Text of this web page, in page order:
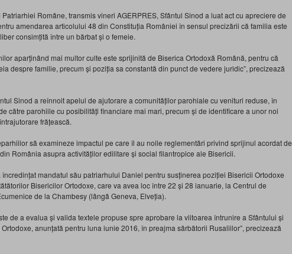
Române, transmis vineri AGERPRES, Sfântul Sinod a luat act cu apreciere de
amendarea articolului 48 din Constituția României în sensul precizării că familia este
consimțită între un bărbat și o femeie.
aparținând mai multor culte este sprijinită de Biserica Ortodoxă Română, pentru că
despre familie, precum și poziția sa constantă din punct de vedere juridic”, precizează
Sinod a reînnoit apelul de ajutorare a comunităților parohiale cu venituri reduse, în
către parohiile cu posibilități financiare mai mari, precum și de identificare a unor noi
frățească.
să examineze impactul pe care îl au noile reglementări privind sprijinul acordat de
România asupra activităților edilitare și social filantropice ale Bisericii.
încredințat mandatul său patriarhului Daniel pentru susținerea poziției Bisericii Ortodoxe
Bisericilor Ortodoxe, care va avea loc între 22 și 28 ianuarie, la Centrul de
de la Chambesy (lângă Geneva, Elveția).
de a evalua și valida textele propuse spre aprobare la viitoarea întrunire a Sfântului și
anunțată pentru luna iunie 2016, în preajma sărbătorii Rusaliilor”, precizează